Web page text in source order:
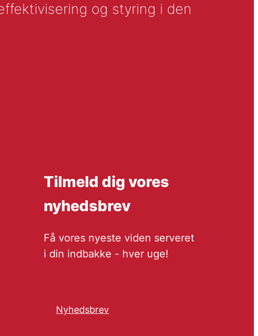
og styring i den
Tilmeld dig vores
nyhedsbrev
Få vores nyeste viden serveret
i din indbakke - hver uge!
Nyhedsbrev